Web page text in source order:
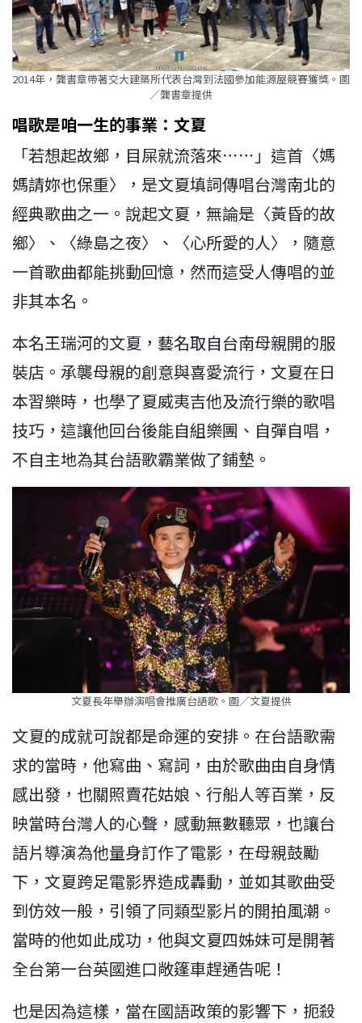
2014年，龔書章帶著交大建築所代表台灣到法國參加能源屋競賽獲獎。圖
／龔書章提供
唱歌是咱一生的事業：文夏
「若想起故鄉，目屎就流落來⋯⋯」這首〈媽
媽請妳也保重〉，是文夏填詞傳唱台灣南北的
經典歌曲之一。說起文夏，無論是〈黃昏的故
鄉〉、〈綠島之夜〉、〈心所愛的人〉，隨意
一首歌曲都能挑動回憶，然而這受人傳唱的並
非其本名。
本名王瑞河的文夏，藝名取自台南母親開的服
裝店。承襲母親的創意與喜愛流行，文夏在日
本習樂時，也學了夏威夷吉他及流行樂的歌唱
技巧，這讓他回台後能自組樂團、自彈自唱，
不自主地為其台語歌霸業做了鋪墊。
文夏長年舉辦演唱會推廣台語歌。圖／文夏提供
文夏的成就可說都是命運的安排。在台語歌需
求的當時，他寫曲、寫詞，由於歌曲由自身情
感出發，也關照賣花姑娘、行船人等百業，反
映當時台灣人的心聲，感動無數聽眾，也讓台
語片導演為他量身訂作了電影，在母親鼓勵
下，文夏跨足電影界造成轟動，並如其歌曲受
到仿效一般，引領了同類型影片的開拍風潮。
當時的他如此成功，他與文夏四姊妹可是開著
全台第一台英國進口敞篷車趕通告呢！
也是因為這樣，當在國語政策的影響下，扼殺